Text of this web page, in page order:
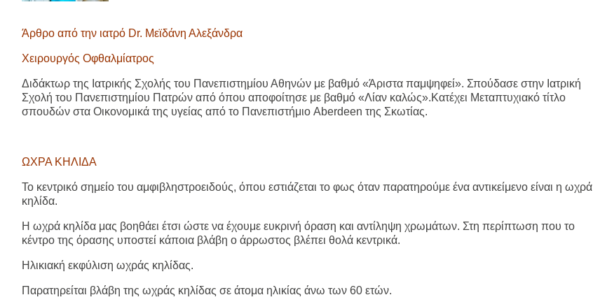
Άρθρο από την ιατρό Dr. Μεϊδάνη Αλεξάνδρα
Χειρουργός Οφθαλμίατρος
Διδάκτωρ της Ιατρικής Σχολής του Πανεπιστημίου Αθηνών με βαθμό «Άριστα παμψηφεί». Σπούδασε στην Ιατρική
Σχολή του Πανεπιστημίου Πατρών από όπου αποφοίτησε με βαθμό «Λίαν καλώς».Κατέχει Μεταπτυχιακό τίτλο
σπουδών στα Οικονομικά της υγείας από το Πανεπιστήμιο Aberdeen της Σκωτίας.
ΩΧΡΑ ΚΗΛΙΔΑ
Το κεντρικό σημείο του αμφιβληστροειδούς, όπου εστιάζεται το φως όταν παρατηρούμε ένα αντικείμενο είναι η ωχρά
κηλίδα.
Η ωχρά κηλίδα μας βοηθάει έτσι ώστε να έχουμε ευκρινή όραση και αντίληψη χρωμάτων. Στη περίπτωση που το
κέντρο της όρασης υποστεί κάποια βλάβη ο άρρωστος βλέπει θολά κεντρικά.
Ηλικιακή εκφύλιση ωχράς κηλίδας.
Παρατηρείται βλάβη της ωχράς κηλίδας σε άτομα ηλικίας άνω των 60 ετών.